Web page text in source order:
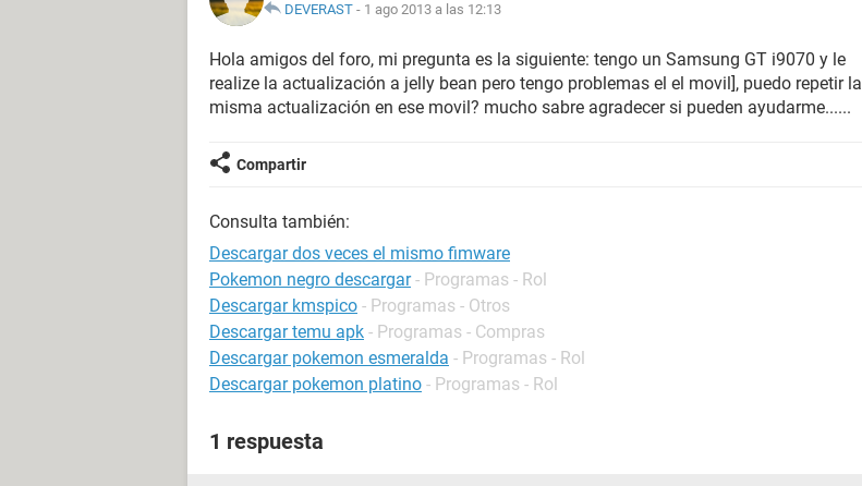
DEVERAST - 1 ago 2013 a las 12:13
Hola amigos del foro, mi pregunta es la siguiente: tengo un Samsung GT i9070 y le
realize la actualización a jelly bean pero tengo problemas el el movil], puedo repetir la
misma actualización en ese movil? mucho sabre agradecer si pueden ayudarme......
Compartir
Consulta también:
Descargar dos veces el mismo fimware
Pokemon negro descargar - Programas - Rol
Descargar kmspico - Programas - Otros
Descargar temu apk - Programas - Compras
Descargar pokemon esmeralda - Programas - Rol
Descargar pokemon platino - Programas - Rol
1 respuesta